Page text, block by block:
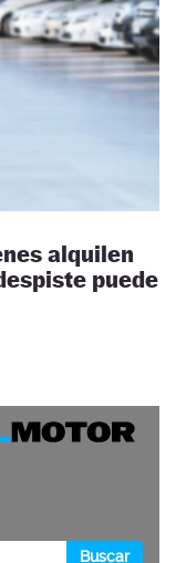
alquilen
puede